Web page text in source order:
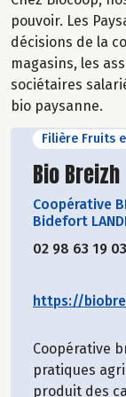
pouvoir. Les
décisions de la
magasins, les
sociétaires
bio paysanne.
Filière Fruits
Découvrir
Bio Breizh
Coopérative
Bidefort
02 98 63 19 03
https://
Coopérative
pratiques
produit des